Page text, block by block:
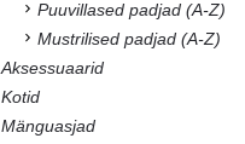
Puuvillased padjad (A-Z)
Mustrilised padjad (A-Z)
Aksessuaarid
Kotid
Mänguasjad